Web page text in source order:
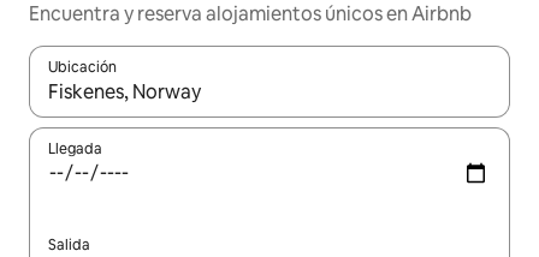
Encuentra y reserva alojamientos únicos en Airbnb
Ubicación
Cuando los resultados estén disponibles, navega con las
Llegada
Salida